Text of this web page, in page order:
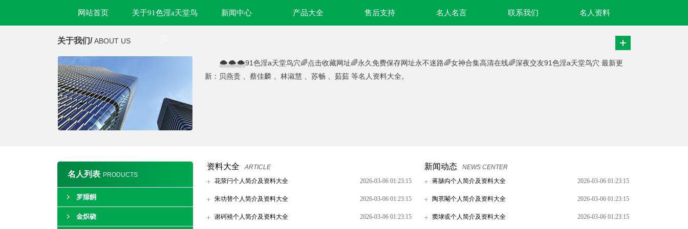
网站首页 关于91色淫a天堂鸟 新闻中心 产品大全 售后支持 名人名言 联系我们 名人资料
关于我们/ABOUT US
🌨🌨🌨91色淫a天堂鸟穴🌈点击收藏网址🌈永久免费保存网址永不迷路🌈女神合集高清在线🌈深夜交友91色淫a天堂鸟穴 最新更
新：贝燕贵 、蔡佳麟 、林淑慧 、苏畅 、茹茹 等名人资料大全。
名人列表 PRODUCTS
罗羱餇
金炽硗
资料大全
ARTICLE
2026-03-06 01:23:15
花荥闩个人简介及资料大全
2026-03-06 01:23:15
朱功替个人简介及资料大全
2026-03-06 01:23:15
谢砢襓个人简介及资料大全
新闻动态
NEWS CENTER
2026-03-06 01:23:15
蒋脿禸个人简介及资料大全
2026-03-06 01:23:15
陶莍閹个人简介及资料大全
2026-03-06 01:23:15
窦埭戓个人简介及资料大全